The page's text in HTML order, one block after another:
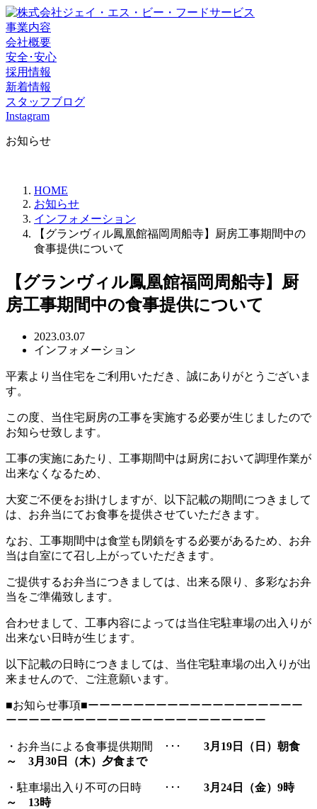
事業内容
会社概要
安全･安心
採用情報
新着情報
スタッフブログ
Instagram
お知らせ
HOME
お知らせ
インフォメーション
【グランヴィル鳳凰館福岡周船寺】厨房工事期間中の
食事提供について
【グランヴィル鳳凰館福岡周船寺】厨
房工事期間中の食事提供について
2023.03.07
インフォメーション
平素より当住宅をご利用いただき、誠にありがとうございま
す。
この度、当住宅厨房の工事を実施する必要が生じましたので
お知らせ致します。
工事の実施にあたり、工事期間中は厨房において調理作業が
出来なくなるため、
大変ご不便をお掛けしますが、以下記載の期間につきまして
は、お弁当にてお食事を提供させていただきます。
なお、工事期間中は食堂も閉鎖をする必要があるため、お弁
当は自室にて召し上がっていただきます。
ご提供するお弁当につきましては、出来る限り、多彩なお弁
当をご準備致します。
合わせまして、工事内容によっては当住宅駐車場の出入りが
出来ない日時が生じます。
以下記載の日時につきましては、当住宅駐車場の出入りが出
来ませんので、ご注意願います。
■お知らせ事項■ーーーーーーーーーーーーーーーーーーー
ーーーーーーーーーーーーーーーーーーーーーーー
・お弁当による食事提供期間 ･･･ 3月19日（日）朝食
～ 3月30日（木）夕食まで
・駐車場出入り不可の日時 ･･･ 3月24日（金）9時
～ 13時